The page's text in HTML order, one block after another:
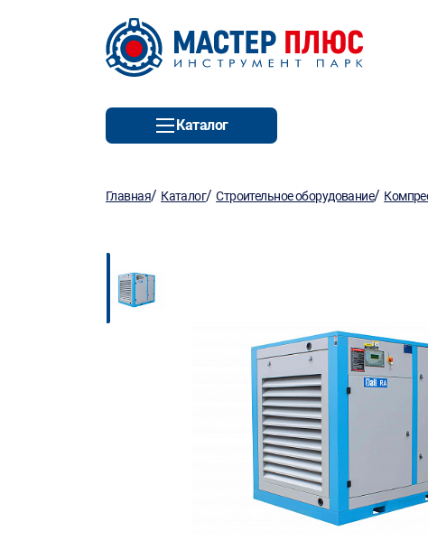
Каталог
Главная/ Каталог/Строительное оборудование/